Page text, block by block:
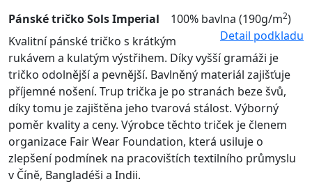
Pánské tričko Sols Imperial 100% bavlna (190g/m2)
Detail podkladu
Kvalitní pánské tričko s krátkým
rukávem a kulatým výstřihem. Díky vyšší gramáži je
tričko odolnější a pevnější. Bavlněný materiál zajišťuje
příjemné nošení. Trup trička je po stranách beze švů,
díky tomu je zajištěna jeho tvarová stálost. Výborný
poměr kvality a ceny. Výrobce těchto triček je členem
organizace Fair Wear Foundation, která usiluje o
zlepšení podmínek na pracovištích textilního průmyslu
v Číně, Bangladéši a Indii.